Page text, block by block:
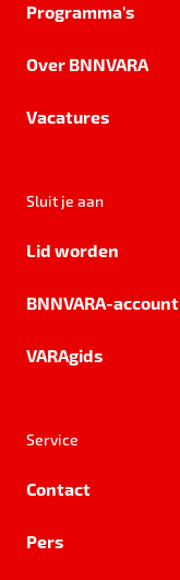
Programma's
Over BNNVARA
Vacatures
Sluit je aan
Lid worden
BNNVARA-account
VARAgids
Service
Contact
Pers